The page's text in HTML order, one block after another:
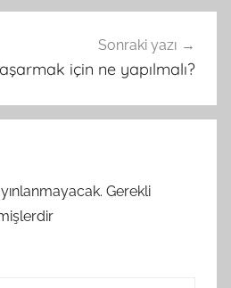
Sonraki yazı
için ne yapılmalı?
Gerekli